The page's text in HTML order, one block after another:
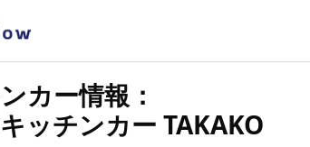
カー情報：
ッチンカー TAKAKO